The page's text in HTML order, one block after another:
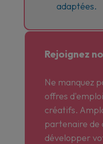
adaptées.
Rejoignez
Ne manquez
offres
créatifs.
partenaire de
développer